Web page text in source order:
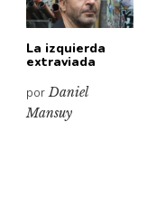
La izquierda
extraviada
porDaniel
Mansuy